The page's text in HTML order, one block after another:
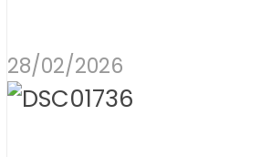
28/02/2026